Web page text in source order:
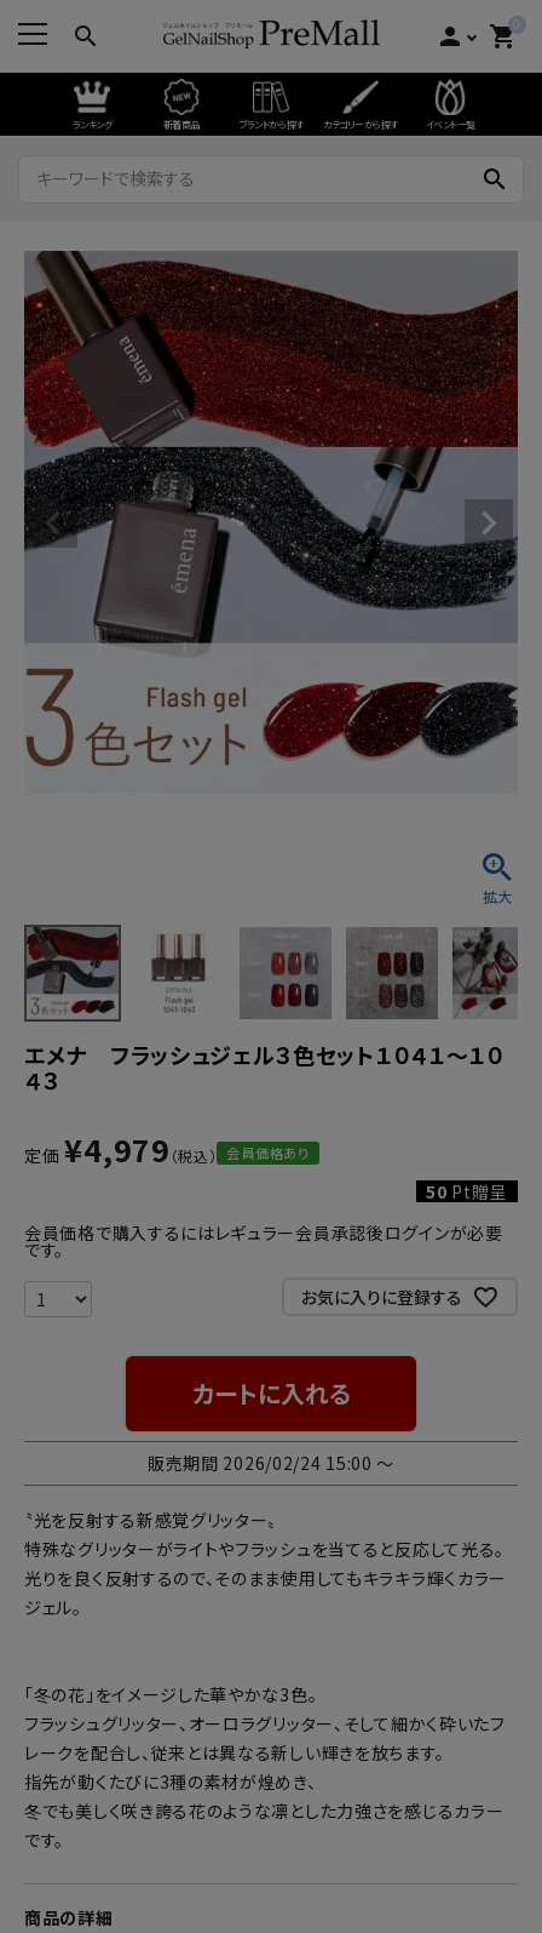
search person 0
shopping_cart
ランキング 新着商品 ブランドから探す カテゴリーから探す イベント一覧
search
エメナ フラッシュジェル３色セット１０４１～１０
４３
定価 ¥4,979 会員価格あり
50 Pt贈呈
会員価格で購入するにはレギュラー会員承認後ログインが必要
です。
お気に入りに登録する
カートに入れる
販売期間 2026/02/24 15:00 〜
〝光を反射する新感覚グリッター〟
特殊なグリッターがライトやフラッシュを当てると反応して光る。
光りを良く反射するので、そのまま使用してもキラキラ輝くカラー
ジェル。
「冬の花」をイメージした華やかな3色。
フラッシュグリッター、オーロラグリッター、そして細かく砕いたフ
レークを配合し、従来とは異なる新しい輝きを放ちます。
指先が動くたびに3種の素材が煌めき、
冬でも美しく咲き誇る花のような凛とした力強さを感じるカラー
です。
商品の詳細